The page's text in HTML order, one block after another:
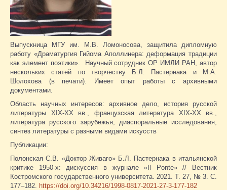
Выпускница МГУ им. М.В. Ломоносова, защитила дипломную
работу «Драматургия Гийома Аполлинера: деформация традиции
как элемент поэтики». Научный сотрудник ОР ИМЛИ РАН, автор
нескольких статей по творчеству Б.Л. Пастернака и М.А.
Шолохова (в печати). Имеет опыт работы с архивными
документами.
Область научных интересов: архивное дело, история русской
литературы XIX-XX вв., французская литература XIX-XX вв.,
литература русского зарубежья, диаспоральные исследования,
синтез литературы с разными видами искусств
Публикации:
Полонская С.В. «Доктор Живаго» Б.Л. Пастернака в итальянской
критике 1950-х: дискуссия в журнале «Il Ponte» // Вестник
Костромского государственного университета. 2021. Т. 27, № 3. С.
177–182. https://doi.org/10.34216/1998-0817-2021-27-3-177-182